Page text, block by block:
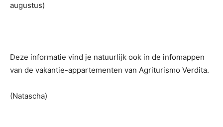
augustus)
Deze informatie vind je natuurlijk ook in de infomappen
van de vakantie-appartementen van Agriturismo Verdita.
(Natascha)